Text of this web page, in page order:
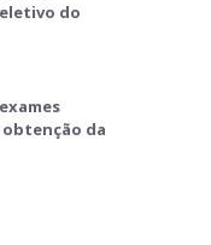
do
da